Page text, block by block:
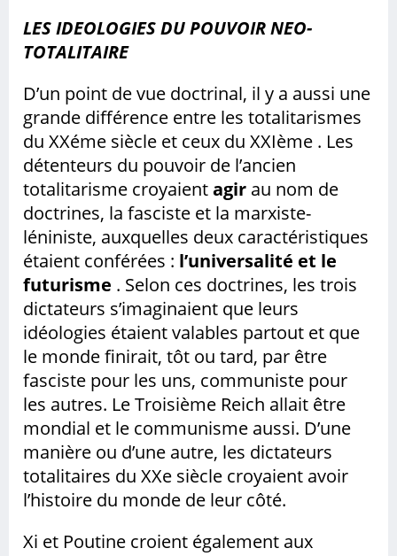
LES IDEOLOGIES DU POUVOIR NEO-
TOTALITAIRE
D’un point de vue doctrinal, il y a aussi une
grande différence entre les totalitarismes
du XXéme siècle et ceux du XXIème . Les
détenteurs du pouvoir de l’ancien
totalitarisme croyaientagir au nom de
doctrines, la fasciste et la marxiste-
léniniste, auxquelles deux caractéristiques
étaient conférées : l’universalité et le
futurisme . Selon ces doctrines, les trois
dictateurs s’imaginaient que leurs
idéologies étaient valables partout et que
le monde finirait, tôt ou tard, par être
fasciste pour les uns, communiste pour
les autres. Le Troisième Reich allait être
mondial et le communisme aussi. D’une
manière ou d’une autre, les dictateurs
totalitaires du XXe siècle croyaient avoir
l’histoire du monde de leur côté.
Xi et Poutine croient également aux